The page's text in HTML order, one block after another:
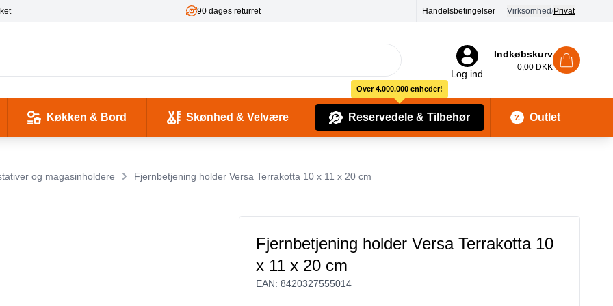
90 dages returret Handelsbetingelser Virksomhed/Privat
Log ind
Indkøbskurv
0,00 DKK
Køkken & Bord Skønhed & Velvære Reservedele & Tilbehør
Over 4.000.000 enheder!
Outlet
og magasinholdere Fjernbetjening holder Versa Terrakotta 10 x 11 x 20 cm
Fjernbetjening holder Versa Terrakotta 10
x 11 x 20 cm
EAN: 8420327555014